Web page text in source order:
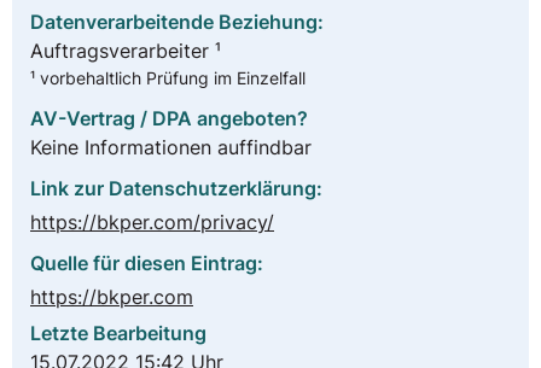
Datenverarbeitende Beziehung:
Auftragsverarbeiter ¹
¹ vorbehaltlich Prüfung im Einzelfall
AV-Vertrag / DPA angeboten?
Keine Informationen auffindbar
Link zur Datenschutzerklärung:
https://bkper.com/privacy/
Quelle für diesen Eintrag:
https://bkper.com
Letzte Bearbeitung
15.07.2022 15:42 Uhr